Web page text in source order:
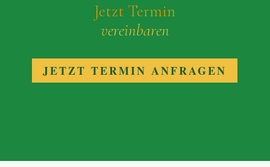
Jetzt Termin
vereinbaren
JETZT TERMIN ANFRAGEN